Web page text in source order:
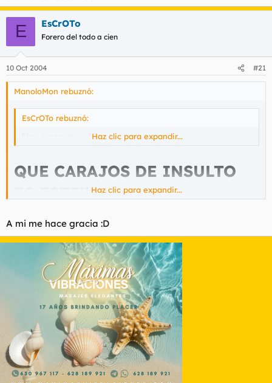
E EsCrOTo
Forero del todo a cien
10 Oct 2004 #21
ManoloMon rebuznó:
EsCrOTo rebuznó:
bla... tontopene... bla...Haz clic para expandir...
QUE CARAJOS DE INSULTO
Haz clic para expandir...
A mi me hace gracia :D